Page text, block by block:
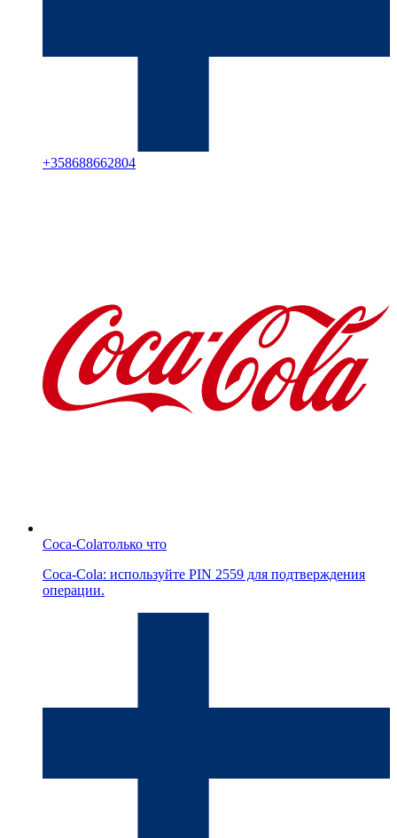
+358688662804
Coca-Colaтолько что
Coca-Cola: используйте PIN 2559 для подтверждения
операции.